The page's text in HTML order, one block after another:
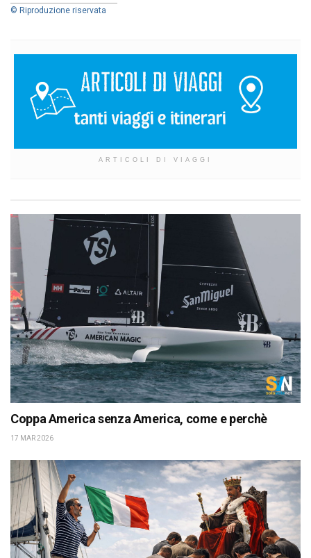
© Riproduzione riservata
ARTICOLI DI VIAGGI
Coppa America senza America, come e perchè
17 MAR 2026